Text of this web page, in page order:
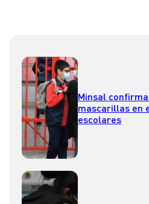
Minsal
mascarillas en
escolares